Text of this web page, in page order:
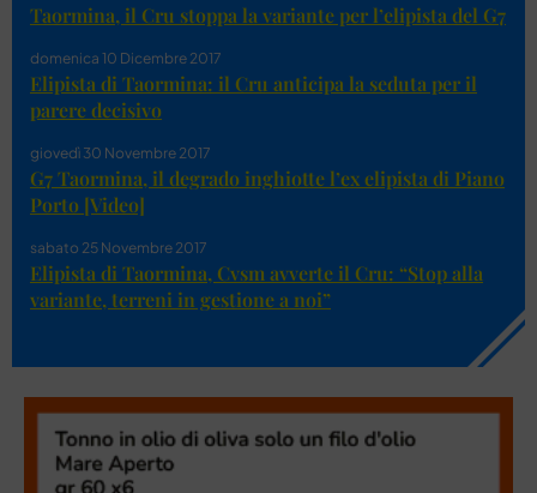
Taormina, il Cru stoppa la variante per l’elipista del G7
domenica 10 Dicembre 2017
Elipista di Taormina: il Cru anticipa la seduta per il
parere decisivo
giovedì 30 Novembre 2017
G7 Taormina, il degrado inghiotte l’ex elipista di Piano
Porto [Video]
sabato 25 Novembre 2017
Elipista di Taormina, Cvsm avverte il Cru: “Stop alla
variante, terreni in gestione a noi”